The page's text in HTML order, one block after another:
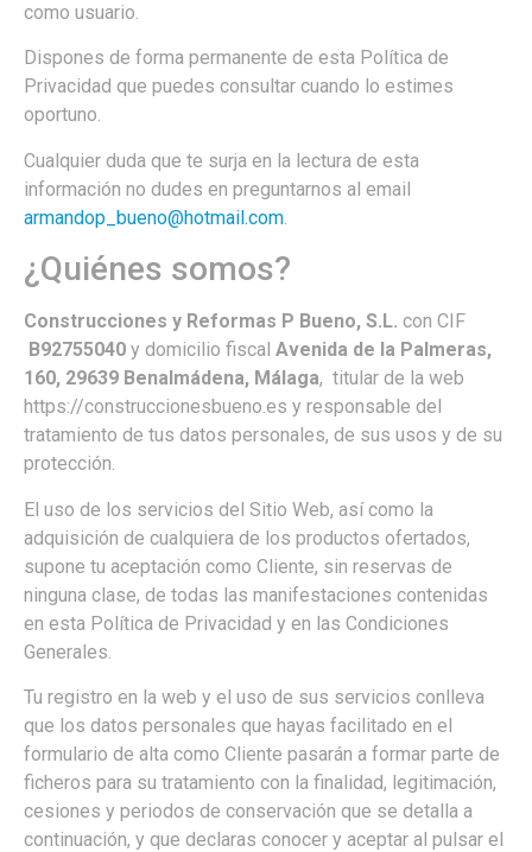
como usuario.
Dispones de forma permanente de esta Política de
Privacidad que puedes consultar cuando lo estimes
oportuno.
Cualquier duda que te surja en la lectura de esta
información no dudes en preguntarnos al email
armandop_bueno@hotmail.com
¿Quiénes somos?
Construcciones y Reformas P Bueno, S.L. con CIF
B92755040 y domicilio fiscal Avenida de la Palmeras,
160, 29639 Benalmádena, Málaga, titular de la web
https://construccionesbueno.es y responsable del
tratamiento de tus datos personales, de sus usos y de su
protección.
El uso de los servicios del Sitio Web, así como la
adquisición de cualquiera de los productos ofertados,
supone tu aceptación como Cliente, sin reservas de
ninguna clase, de todas las manifestaciones contenidas
en esta Política de Privacidad y en las Condiciones
Generales.
Tu registro en la web y el uso de sus servicios conlleva
que los datos personales que hayas facilitado en el
formulario de alta como Cliente pasarán a formar parte de
ficheros para su tratamiento con la finalidad, legitimación,
cesiones y periodos de conservación que se detalla a
continuación, y que declaras conocer y aceptar al pulsar el